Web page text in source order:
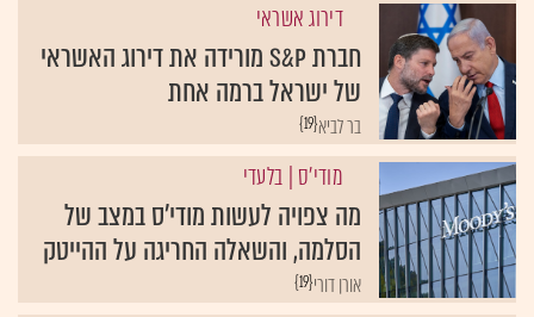
דירוג אשראי
חברת S&P מורידה את דירוג האשראי
של ישראל ברמה אחת
{19}בר לביא
מודי'ס | בלעדי
מה צפויה לעשות מודי'ס במצב של
הסלמה, והשאלה החריגה על ההייטק
{19}אורן דורי